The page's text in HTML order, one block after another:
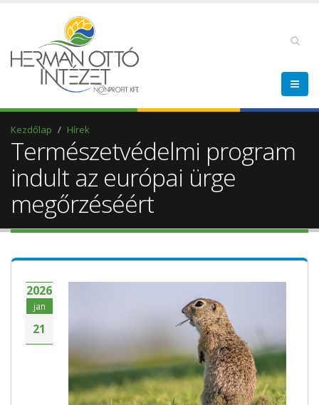
Kezdőlap Hírek
Természetvédelmi program
indult az európai ürge
megőrzéséért
2026
jan
21